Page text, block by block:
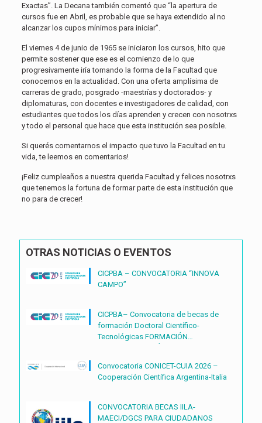
Exactas”. La Decana también comentó que “la apertura de
cursos fue en Abril, es probable que se haya extendido al no
alcanzar los cupos mínimos para iniciar”.
El viernes 4 de junio de 1965 se iniciaron los cursos, hito que
permite sostener que ese es el comienzo de lo que
progresivamente iría tomando la forma de la Facultad que
conocemos en la actualidad. Con una oferta amplísima de
carreras de grado, posgrado -maestrías y doctorados- y
diplomaturas, con docentes e investigadores de calidad, con
estudiantes que todos los días aprenden y crecen con nosotrxs
y todo el personal que hace que esta institución sea posible.
Si querés comentarnos el impacto que tuvo la Facultad en tu
vida, te leemos en comentarios!
¡Feliz cumpleaños a nuestra querida Facultad y felices nosotrxs
que tenemos la fortuna de formar parte de esta institución que
no para de crecer!
OTRAS NOTICIAS O EVENTOS
CICPBA – CONVOCATORIA “INNOVA
CAMPO”
CICPBA– Convocatoria de becas de
formación Doctoral Científico-
Tecnológicas FORMACIÓN
Convocatoria CONICET-CUIA 2026 –
Cooperación Científica Argentina-Italia
CONVOCATORIA BECAS IILA-
MAECI/DGCS PARA CIUDADANOS